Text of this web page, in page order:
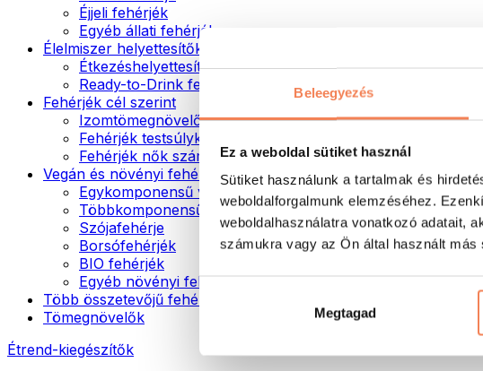
Beleegyezés
Ez a weboldal sütiket használ
Sütiket használunk a tartalmak és
weboldalforgalmunk elemzéséhez.
weboldalhasználatra vonatkozó adatait,
számukra vagy az Ön által használt más
Megtagad
Éjjeli fehérjék
Egyéb állati fehérjék
Élelmiszer helyettesítők
Étkezéshelyettesítő porok
Ready-to-Drink fehérjeitalok
Fehérjék cél szerint
Izomtömegnövelők
Fehérjék testsúlykontroll támogatásához
Fehérjék nők számára
Vegán és növényi fehérjék
Egykomponensű vegán fehérjék
Többkomponensű vegán fehérjék
Szójafehérje
Borsófehérjék
BIO fehérjék
Egyéb növényi fehérjék
Több összetevőjű fehérje
Tömegnövelők
Étrend-kiegészítők